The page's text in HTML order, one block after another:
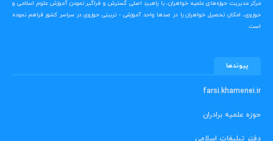
مرکز مدیریت حوزه‌های علمیه خواهران، با راهبرد اصلی گسترش و فراگیر نمودن آموزش علوم اسلامی و
حوزوی، امکان تحصیل خواهران را در صدها واحد آموزشی - تربیتی حوزوی در سراسر کشور فراهم نموده
است.
پیوندها
farsi.khamenei.ir
حوزه علمیه برادران
دفتر تبلیغات اسلامی